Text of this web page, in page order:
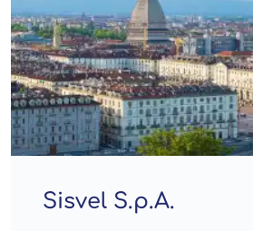
Sisvel S.p.A.